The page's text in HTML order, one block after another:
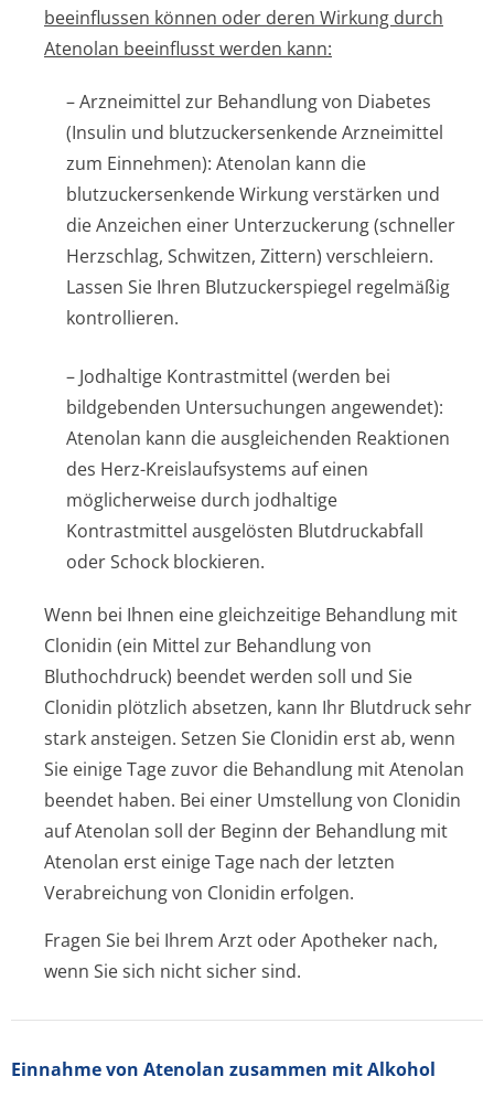
beeinflussen können oder deren Wirkung durch
Atenolan beeinflusst werden kann:
– Arzneimittel zur Behandlung von Diabetes
(Insulin und blutzuckersenkende Arzneimittel
zum Einnehmen): Atenolan kann die
blutzuckersenkende Wirkung verstärken und
die Anzeichen einer Unterzuckerung (schneller
Herzschlag, Schwitzen, Zittern) verschleiern.
Lassen Sie Ihren Blutzuckerspiegel regelmäßig
kontrollieren.
– Jodhaltige Kontrastmittel (werden bei
bildgebenden Untersuchungen angewendet):
Atenolan kann die ausgleichenden Reaktionen
des Herz-Kreislaufsystems auf einen
möglicherweise durch jodhaltige
Kontrastmittel ausgelösten Blutdruckabfall
oder Schock blockieren.
Wenn bei Ihnen eine gleichzeitige Behandlung mit
Clonidin (ein Mittel zur Behandlung von
Bluthochdruck) beendet werden soll und Sie
Clonidin plötzlich absetzen, kann Ihr Blutdruck sehr
stark ansteigen. Setzen Sie Clonidin erst ab, wenn
Sie einige Tage zuvor die Behandlung mit Atenolan
beendet haben. Bei einer Umstellung von Clonidin
auf Atenolan soll der Beginn der Behandlung mit
Atenolan erst einige Tage nach der letzten
Verabreichung von Clonidin erfolgen.
Fragen Sie bei Ihrem Arzt oder Apotheker nach,
wenn Sie sich nicht sicher sind.
Einnahme von Atenolan zusammen mit Alkohol